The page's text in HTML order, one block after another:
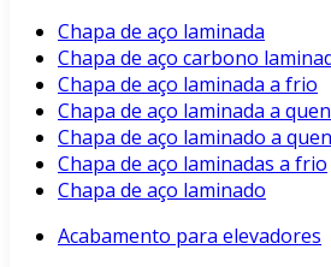
Chapa de aço laminada
Chapa de aço carbono
Chapa de aço laminada a frio
Chapa de aço laminada a
Chapa de aço laminado a
Chapa de aço laminadas a frio
Chapa de aço laminado
Acabamento para elevadores